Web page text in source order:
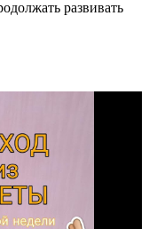
развивать